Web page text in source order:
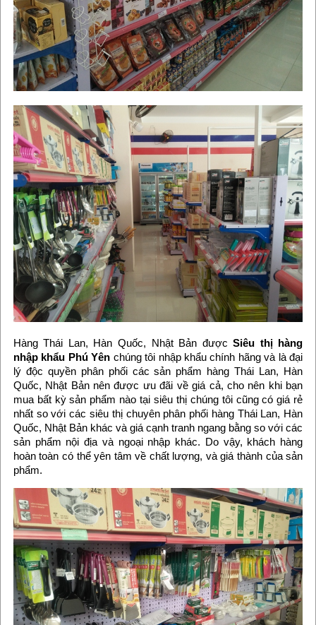
Hàng Thái Lan, Hàn Quốc, Nhật Bản đượcSiêu thị hàng
nhập khẩu Phú Yên chúng tôi nhập khẩu chính hãng và là đại
lý độc quyền phân phối các sản phẩm hàng Thái Lan, Hàn
Quốc, Nhật Bản nên được ưu đãi về giá cả, cho nên khi bạn
mua bất kỳ sản phẩm nào tại siêu thị chúng tôi cũng có giá rẻ
nhất so với các siêu thị chuyên phân phối hàng Thái Lan, Hàn
Quốc, Nhật Bản khác và giá cạnh tranh ngang bằng so với các
sản phẩm nội địa và ngoại nhập khác. Do vậy, khách hàng
hoàn toàn có thể yên tâm về chất lượng, và giá thành của sản
phẩm.